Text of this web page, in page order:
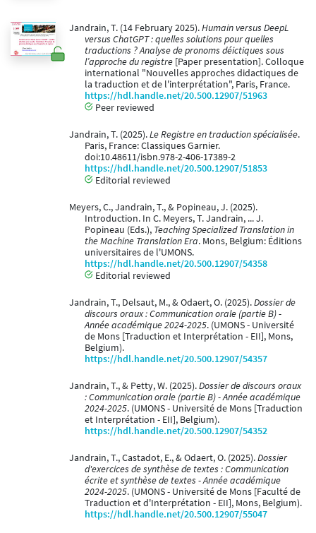
Jandrain, T. (14 February 2025).Humain versus DeepL
versus ChatGPT : quelles solutions pour quelles
traductions ? Analyse de pronoms déictiques sous
l’approche du registre [Paper presentation]. Colloque
international "Nouvelles approches didactiques de
la traduction et de l'interprétation", Paris, France.
https://hdl.handle.net/20.500.12907/51963
Peer reviewed
Jandrain, T. (2025).Le Registre en traduction spécialisée.
Paris, France: Classiques Garnier.
doi:10.48611/isbn.978-2-406-17389-2
https://hdl.handle.net/20.500.12907/51853
Editorial reviewed
Meyers, C., Jandrain, T., & Popineau, J. (2025).
Introduction. In C. Meyers, T. Jandrain, ... J.
Popineau (Eds.), Teaching Specialized Translation in
the Machine Translation Era. Mons, Belgium: Éditions
universitaires de l'UMONS.
https://hdl.handle.net/20.500.12907/54358
Editorial reviewed
Jandrain, T., Delsaut, M., & Odaert, O. (2025).Dossier de
discours oraux : Communication orale (partie B) -
Année académique 2024-2025. (UMONS - Université
de Mons [Traduction et Interprétation - EII], Mons,
Belgium).
https://hdl.handle.net/20.500.12907/54357
Jandrain, T., & Petty, W. (2025).Dossier de discours oraux
: Communication orale (partie B) - Année académique
2024-2025. (UMONS - Université de Mons [Traduction
et Interprétation - EII], Belgium).
https://hdl.handle.net/20.500.12907/54352
Jandrain, T., Castadot, E., & Odaert, O. (2025).Dossier
d'exercices de synthèse de textes : Communication
écrite et synthèse de textes - Année académique
2024-2025. (UMONS - Université de Mons [Faculté de
Traduction et d'Interprétation - EII], Mons, Belgium).
https://hdl.handle.net/20.500.12907/55047